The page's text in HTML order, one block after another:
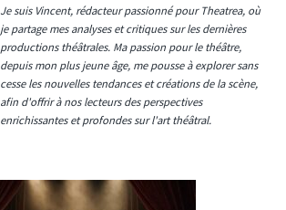
Je suis Vincent, rédacteur passionné pour Theatrea, où
je partage mes analyses et critiques sur les dernières
productions théâtrales. Ma passion pour le théâtre,
depuis mon plus jeune âge, me pousse à explorer sans
cesse les nouvelles tendances et créations de la scène,
afin d'offrir à nos lecteurs des perspectives
enrichissantes et profondes sur l'art théâtral.